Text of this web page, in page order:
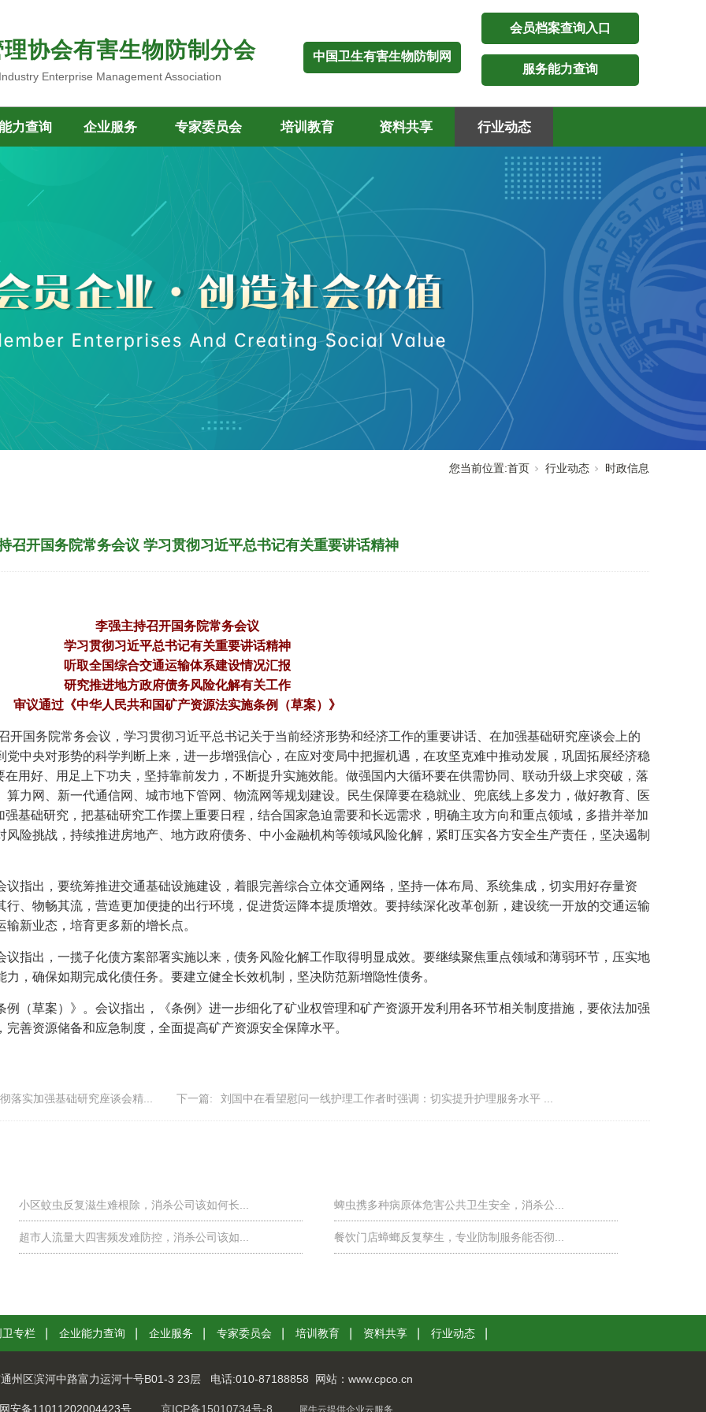
协会有害生物防制分会 中国卫生有害生物防制网
Enterprise Management Association
服务能力查询
会员档案查询入口
力查询 企业服务 专家委员会 培训教育 资料共享 行业动态
您当前位置:首页 行业动态 时政信息
召开国务院常务会议 学习贯彻习近平总书记有关重要讲话精神
李强主持召开国务院常务会议
学习贯彻习近平总书记有关重要讲话精神
听取全国综合交通运输体系建设情况汇报
研究推进地方政府债务风险化解有关工作
审议通过《中华人民共和国矿产资源法实施条例（草案）》
开国务院常务会议，学习贯彻习近平总书记关于当前经济形势和经济工作的重要讲话、在加强基础研究座谈会上的
中央对形势的科学判断上来，进一步增强信心，在应对变局中把握机遇，在攻坚克难中推动发展，巩固拓展经济稳
用好、用足上下功夫，坚持靠前发力，不断提升实施效能。做强国内大循环要在供需协同、联动升级上求突破，落
力网、新一代通信网、城市地下管网、物流网等规划建设。民生保障要在稳就业、兜底线上多发力，做好教育、医
基础研究，把基础研究工作摆上重要日程，结合国家急迫需要和长远需求，明确主攻方向和重点领域，多措并举加
险挑战，持续推进房地产、地方政府债务、中小金融机构等领域风险化解，紧盯压实各方安全生产责任，坚决遏制
指出，要统筹推进交通基础设施建设，着眼完善综合立体交通网络，坚持一体布局、系统集成，切实用好存量资
、物畅其流，营造更加便捷的出行环境，促进货运降本提质增效。要持续深化改革创新，建设统一开放的交通运输
新业态，培育更多新的增长点。
指出，一揽子化债方案部署实施以来，债务风险化解工作取得明显成效。要继续聚焦重点领域和薄弱环节，压实地
，确保如期完成化债任务。要建立健全长效机制，坚决防范新增隐性债务。
（草案）》。会议指出，《条例》进一步细化了矿业权管理和矿产资源开发利用各环节相关制度措施，要依法加强
善资源储备和应急制度，全面提高矿产资源安全保障水平。
落实加强基础研究座谈会精... 下一篇: 刘国中在看望慰问一线护理工作者时强调：切实提升护理服务水平 ...
小区蚊虫反复滋生难根除，消杀公司该如何长... 蜱虫携多种病原体危害公共卫生安全，消杀公...
超市人流量大四害频发难防控，消杀公司该如... 餐饮门店蟑螂反复孳生，专业防制服务能否彻...
卫专栏 企业能力查询 企业服务 专家委员会 培训教育 资料共享 行业动态
州区滨河中路富力运河十号B01-3 23层 电话:010-87188858 网站：www.cpco.cn
京ICP备15010734号-8 犀牛云提供企业云服务
备11011202004423号